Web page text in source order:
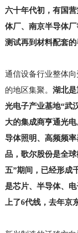
六十年代初，有国
体厂、南京半导体
测试再到材料配套的
通信设备行业整体
的地区集聚。 湖北
光电子产业基地“武
大的集成商亨通光
导体照明、高频频
品，歌尔股份是全
五”期间，已经形成
是芯片、半导体、
上了6代线，去年京